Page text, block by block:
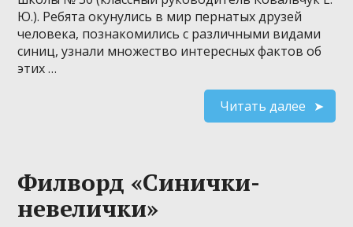
Ю.). Ребята окунулись в мир пернатых друзей
человека, познакомились с различными видами
синиц, узнали множество интересных фактов об
этих …
Читать далее
Филворд «Синички-
невелички»